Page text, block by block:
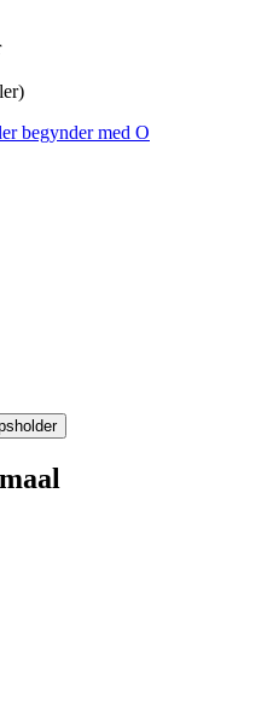
begynder med O